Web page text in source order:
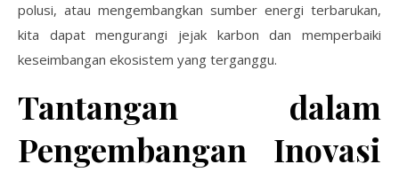
polusi, atau mengembangkan sumber energi terbarukan,
kita dapat mengurangi jejak karbon dan memperbaiki
keseimbangan ekosistem yang terganggu.
Tantangan dalam
Pengembangan Inovasi